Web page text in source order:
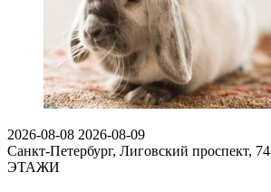
2026-08-08 2026-08-09
Санкт-Петербург, Лиговский проспект, 74
ЭТАЖИ